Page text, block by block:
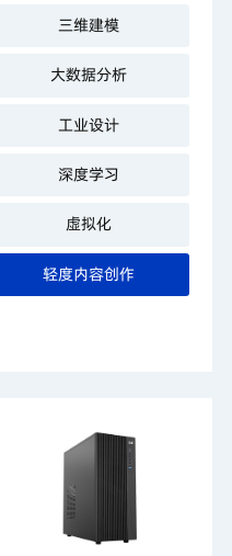
三维建模
大数据分析
工业设计
深度学习
虚拟化
轻度内容创作